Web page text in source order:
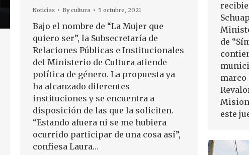
de
marco
este
Noticias Bycultura 5 octubre, 2021
Bajo el nombre de “La Mujer que
quiero ser”, la Subsecretaría de
Relaciones Públicas e Institucionales
del Ministerio de Cultura atiende
política de género. La propuesta ya
ha alcanzado diferentes
instituciones y se encuentra a
disposición de las que la soliciten.
“Estando afuera ni se me hubiera
ocurrido participar de una cosa así”,
confiesa Laura…